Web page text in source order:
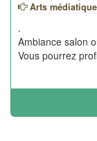
Arts
.
Ambiance salon
Vous pourrez